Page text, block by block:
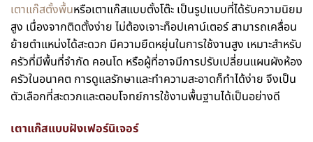
เตาแก๊สตั้งพื้นหรือเตาแก๊สแบบตั้งโต๊ะ เป็นรูปแบบที่ได้รับความนิยม
สูง เนื่องจากติดตั้งง่าย ไม่ต้องเจาะท็อปเคาน์เตอร์ สามารถเคลื่อน
ย้ายตำแหน่งได้สะดวก มีความยืดหยุ่นในการใช้งานสูง เหมาะสำหรับ
ครัวที่มีพื้นที่จำกัด คอนโด หรือผู้ที่อาจมีการปรับเปลี่ยนแผนผังห้อง
ครัวในอนาคต การดูแลรักษาและทำความสะอาดก็ทำได้ง่าย จึงเป็น
ตัวเลือกที่สะดวกและตอบโจทย์การใช้งานพื้นฐานได้เป็นอย่างดี
เตาแก๊สแบบฝังเฟอร์นิเจอร์